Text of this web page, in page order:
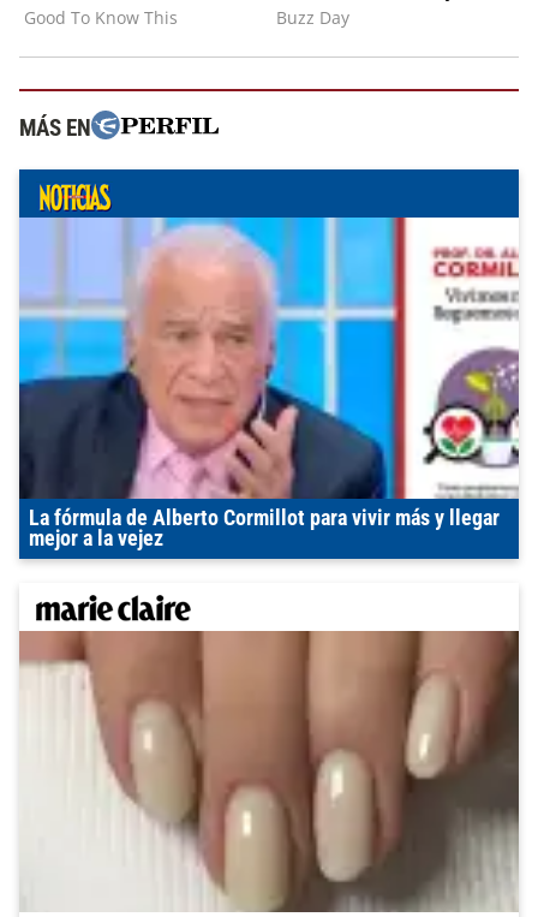
MÁS EN
La fórmula de Alberto Cormillot para vivir más y llegar
mejor a la vejez